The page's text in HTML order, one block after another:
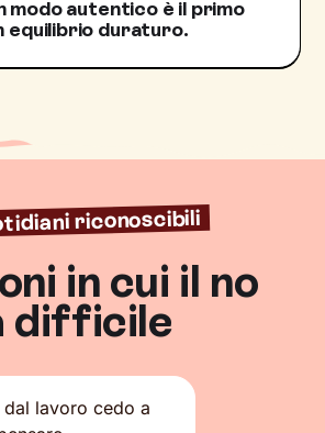
modo autentico è il primo
equilibrio duraturo.
riconoscibili
in cui il no
difficile
lavoro cedo a